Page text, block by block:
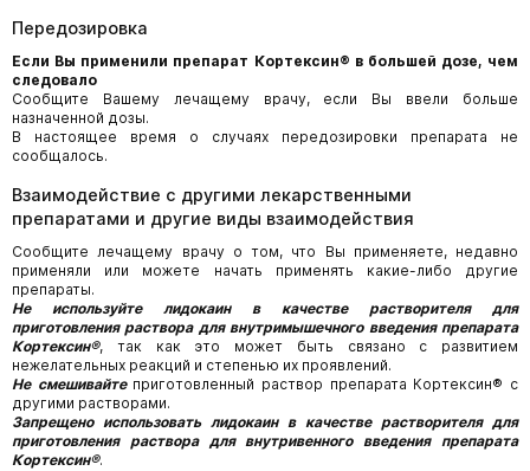
Передозировка
Если Вы применили препарат Кортексин® в большей дозе, чем
следовало
Сообщите Вашему лечащему врачу, если Вы ввели больше
назначенной дозы.
В настоящее время о случаях передозировки препарата не
сообщалось.
Взаимодействие с другими лекарственными
препаратами и другие виды взаимодействия
Сообщите лечащему врачу о том, что Вы применяете, недавно
применяли или можете начать применять какие-либо другие
препараты.
Не используйте лидокаин в качестве растворителя для
приготовления раствора для внутримышечного введения препарата
Кортексин®, так как это может быть связано с развитием
нежелательных реакций и степенью их проявлений.
Не смешивайте приготовленный раствор препарата Кортексин® с
другими растворами.
Запрещено использовать лидокаин в качестве растворителя для
приготовления раствора для внутривенного введения препарата
Кортексин®.